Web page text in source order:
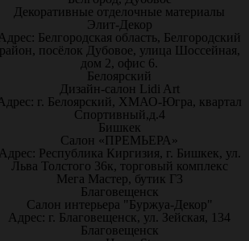
Декоративные отделочные материалы
Элит-Декор
Белгородская область, Белгородский
посёлок Дубовое, улица Шоссейная,
дом 2, офис 6.
Белоярский
Дизайн-салон Lidi Art
г. Белоярский, ХМАО-Югра, квартал
Спортивный,д.4
Бишкек
Салон «ПРЕМЬЕРА»
Республика Киргизия, г. Бишкек, ул.
Льва Толстого 36к, торговый комплекс
Мега Мастер, бутик Г3
Благовещенск
Салон интерьера "Буржуа-Декор"
Адрес: г. Благовещенск, ул. Зейская, 134
Благовещенск